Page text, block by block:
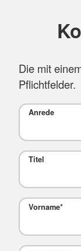
Die mit
Pflichtfelder.
Anrede
Titel
Vorname*